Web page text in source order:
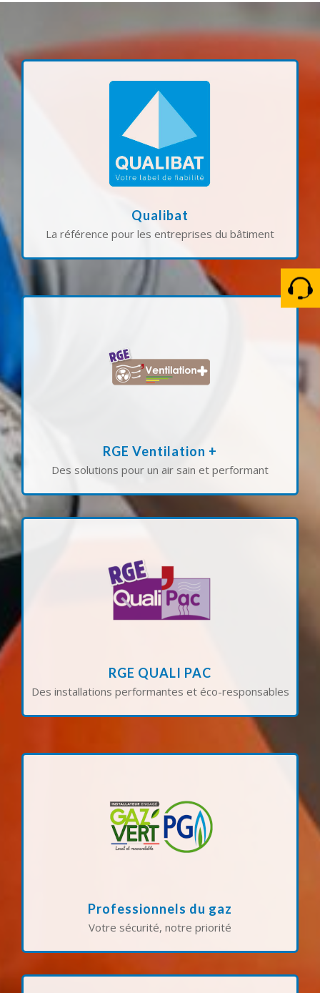
Qualibat
La référence pour les entreprises du bâtiment
La certification QUALIBAT garantit notre
de vos projets. Ce label atteste de notre
expertise technique et de notre engagement à
respecter des standards de qualité élevés pour
tous vos travaux de construction et de
RGE Ventilation +
Des solutions pour un air sain et performant
performants. Nous vous garantissons une qualité
d’air intérieur optimale, tout en améliorant
l’efficacité énergétique de vos bâtiments.
RGE QUALI PAC
Des installations performantes et éco-responsables
La qualification RGE PAC (Reconnu Garant de
permet de bénéficier d’équipements
performants, respectueux de l’environnement,
tout en accédant aux aides financières pour vos
projets de transition énergétique.
Professionnels du gaz
Votre sécurité, notre priorité
équipements gaz. Cette qualification garantit des
interventions sécurisées, conformes aux normes
en vigueur et réalisées par des experts certifiés.